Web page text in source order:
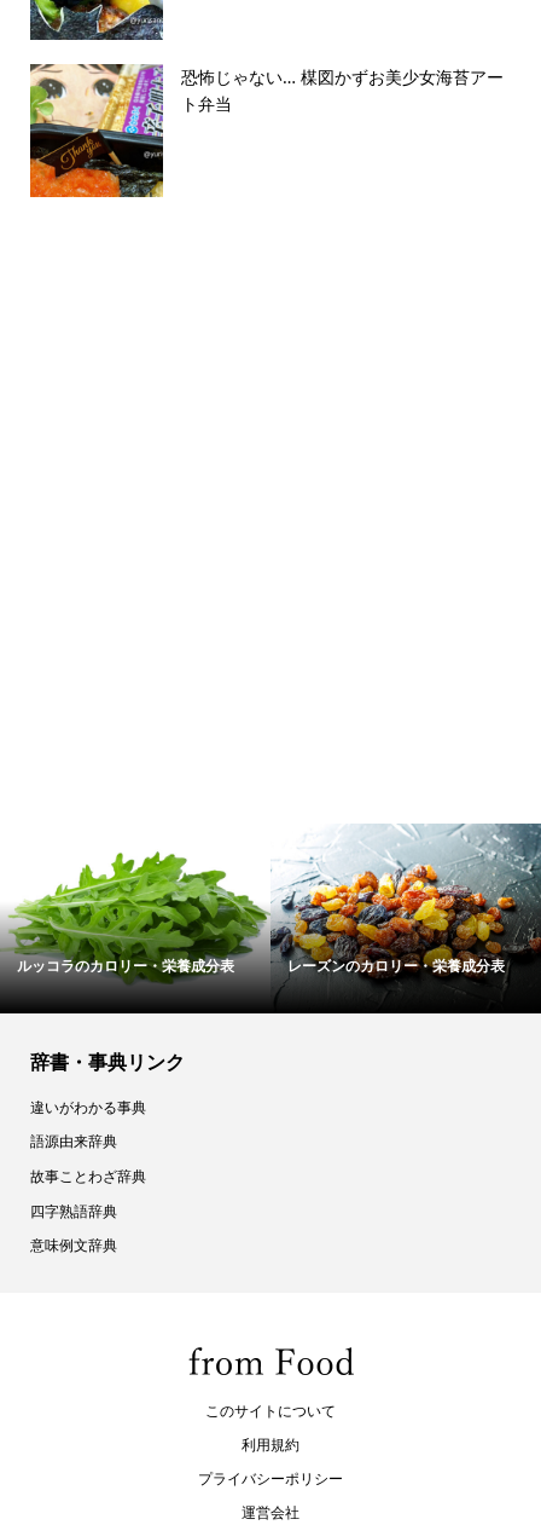
恐怖じゃない… 楳図かずお美少女海苔アー
ト弁当
ルッコラのカロリー・栄養成分表 レーズンのカロリー・栄養成分表
辞書・事典リンク
違いがわかる事典
語源由来辞典
故事ことわざ辞典
四字熟語辞典
意味例文辞典
このサイトについて
利用規約
プライバシーポリシー
運営会社